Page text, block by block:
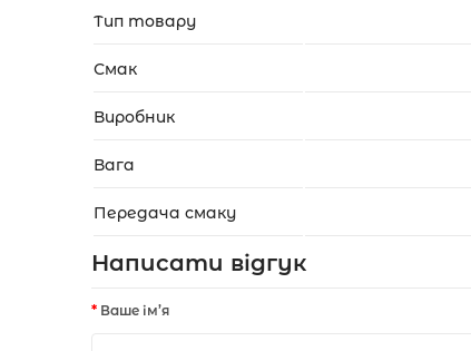
Тип товару
Смак
Виробник
Вага
Передача смаку
Написати відгук
Ваше ім’я